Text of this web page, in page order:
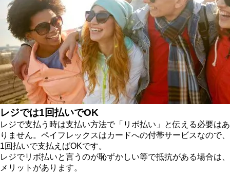
レジでは1回払いでOK
レジで支払う時は支払い方法で「リボ払い」と伝える必要はあ
りません。ペイフレックスはカードへの付帯サービスなので、
1回払いで支払えばOKです。
レジでリボ払いと言うのが恥ずかしい等で抵抗がある場合は、
メリットがあります。